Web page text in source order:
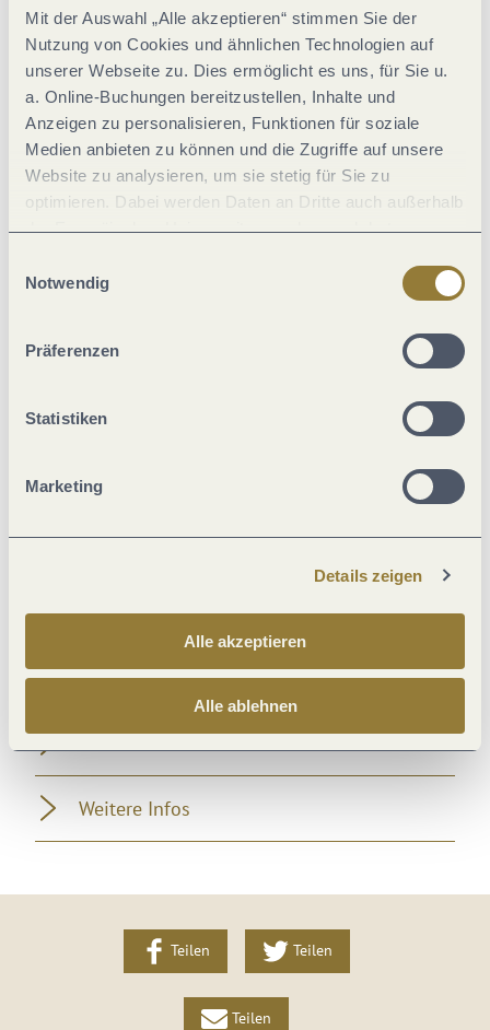
Mit der Auswahl „Alle akzeptieren“ stimmen Sie der
Nutzung von Cookies und ähnlichen Technologien auf
unserer Webseite zu. Dies ermöglicht es uns, für Sie u.
a. Online-Buchungen bereitzustellen, Inhalte und
Anzeigen zu personalisieren, Funktionen für soziale
Medien anbieten zu können und die Zugriffe auf unsere
Website zu analysieren, um sie stetig für Sie zu
optimieren. Dabei werden Daten an Dritte auch außerhalb
der Europäischen Union weitergegeben und dort
jederzeit widerrufen werden. Mit der Auswahl "Alle
ablehnen" kann es zu Beeinträchtigungen in der Nutzung
Notwendig
Präferenzen
Statistiken
Marketing
Details zeigen
Alle akzeptieren
Alle ablehnen
Einrichtungen Betrieb
Verpflegung
Zahlungsarten
Lage
Ausstattung Zimmer/Appartement
Einrichtungen Camping
Fremdsprachen
Leistungsträger-Typ
Sonstiges
Betriebsart
Weitere Infos
Teilen Teilen
Teilen